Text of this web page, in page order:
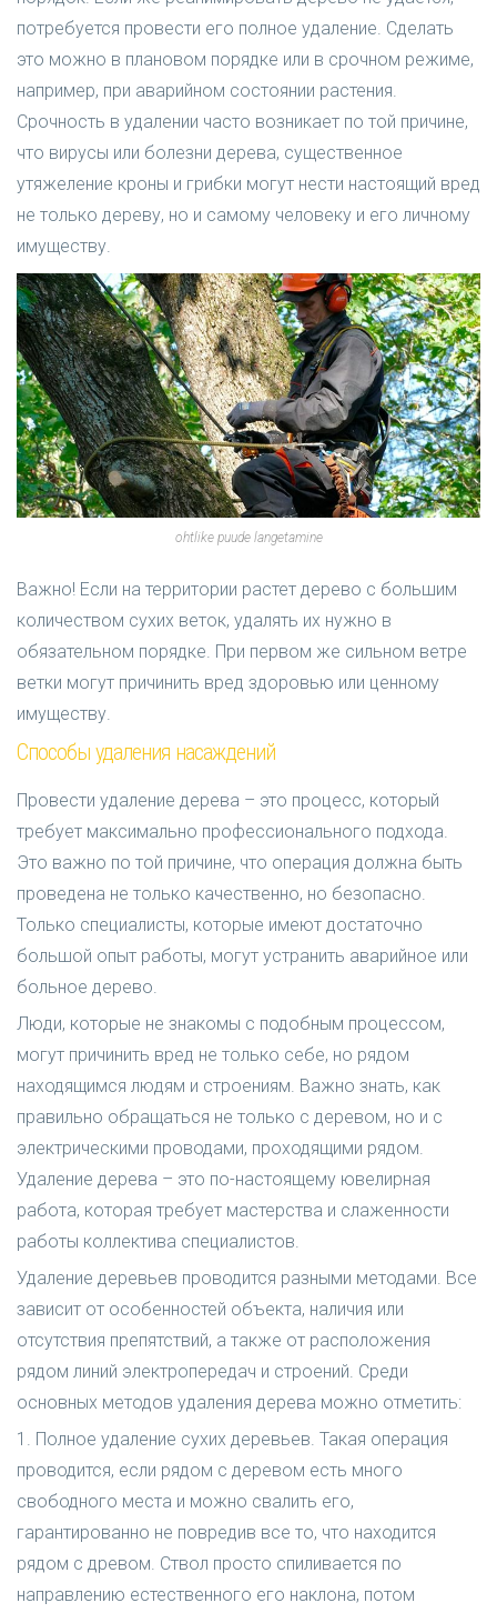
потребуется провести его полное удаление. Сделать
это можно в плановом порядке или в срочном режиме,
например, при аварийном состоянии растения.
Срочность в удалении часто возникает по той причине,
что вирусы или болезни дерева, существенное
утяжеление кроны и грибки могут нести настоящий вред
не только дереву, но и самому человеку и его личному
имуществу.
ohtlike puude langetamine
Важно! Если на территории растет дерево с большим
количеством сухих веток, удалять их нужно в
обязательном порядке. При первом же сильном ветре
ветки могут причинить вред здоровью или ценному
имуществу.
Способы удаления насаждений
Провести удаление дерева – это процесс, который
требует максимально профессионального подхода.
Это важно по той причине, что операция должна быть
проведена не только качественно, но безопасно.
Только специалисты, которые имеют достаточно
большой опыт работы, могут устранить аварийное или
больное дерево.
Люди, которые не знакомы с подобным процессом,
могут причинить вред не только себе, но рядом
находящимся людям и строениям. Важно знать, как
правильно обращаться не только с деревом, но и с
электрическими проводами, проходящими рядом.
Удаление дерева – это по-настоящему ювелирная
работа, которая требует мастерства и слаженности
работы коллектива специалистов.
Удаление деревьев проводится разными методами. Все
зависит от особенностей объекта, наличия или
отсутствия препятствий, а также от расположения
рядом линий электропередач и строений. Среди
основных методов удаления дерева можно отметить:
1. Полное удаление сухих деревьев. Такая операция
проводится, если рядом с деревом есть много
свободного места и можно свалить его,
гарантированно не повредив все то, что находится
рядом с древом. Ствол просто спиливается по
направлению естественного его наклона, потом